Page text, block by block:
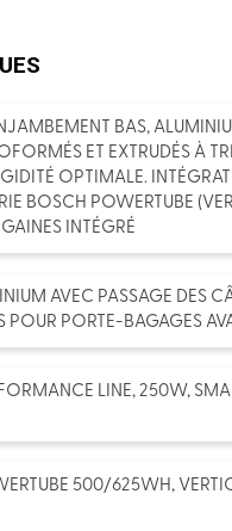
BAS,
ET EXTRUDÉS À
OPTIMALE.
BOSCH POWERTUBE
INTÉGRÉ
AVEC PASSAGE DES
POUR PORTE-BAGAGES
LINE, 250W,
500/625WH,